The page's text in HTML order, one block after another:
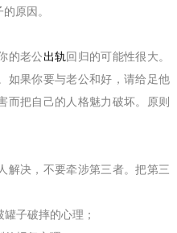
原因。
的老公出轨回归的可能性很大。
如果你要与老公和好，请给足他
而把自己的人格魅力破坏。原则
解决，不要牵涉第三者。把第三
子破摔的心理；